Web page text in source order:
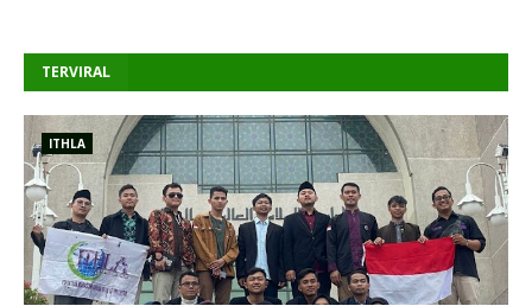
TERVIRAL
ITHLA